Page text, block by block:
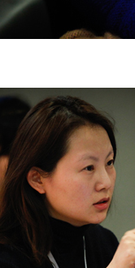
成年人的陪同下参观。
出现事故，活动中任何
任，但有互相援助的义务
作，但对事故本身不承担
全不负有民事及相关连
动期间应主动遵守美术
术作品及衍生品的安全。
术品、衍生品等受到不
成年人的陪同下参观。
出现事故，活动中任何
任，但有互相援助的义务
作，但对事故本身不承担
全不负有民事及相关连
动期间应主动遵守美术
术作品及衍生品的安全。
术品、衍生品等受到不
成年人的陪同下参观。
出现事故，活动中任何
任，但有互相援助的义务
作，但对事故本身不承担
全不负有民事及相关连
动期间应主动遵守美术
术作品及衍生品的安全。
术品、衍生品等受到不